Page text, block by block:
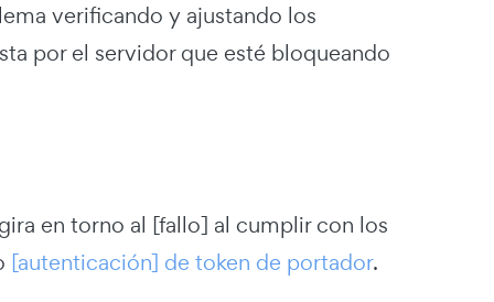
verificando y ajustando los
por el servidor que esté bloqueando
en torno al [fallo] al cumplir con los
[autenticación] de token de portador.